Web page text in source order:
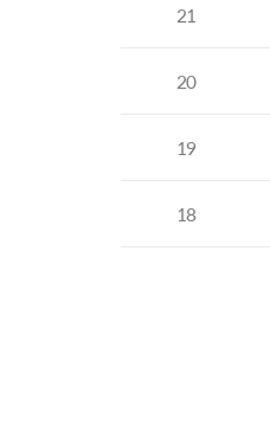
21
20
19
18